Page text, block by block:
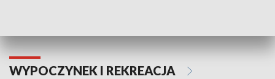
WYPOCZYNEK I REKREACJA